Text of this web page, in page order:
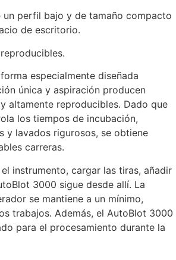
perfil bajo y de tamaño compacto
de escritorio.
especialmente diseñada
única y aspiración producen
altamente reproducibles. Dado que
los tiempos de incubación,
y lavados rigurosos, se obtiene
carreras.
instrumento, cargar las tiras, añadir
3000 sigue desde allí. La
se mantiene a un mínimo,
trabajos. Además, el AutoBlot 3000
para el procesamiento durante la